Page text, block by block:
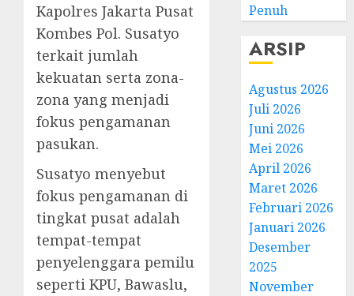
Kapolres Jakarta Pusat
Kombes Pol. Susatyo
terkait jumlah
kekuatan serta zona-
zona yang menjadi
fokus pengamanan
pasukan.
Susatyo menyebut
fokus pengamanan di
tingkat pusat adalah
tempat-tempat
penyelenggara pemilu
seperti KPU, Bawaslu,
Penuh
ARSIP
Agustus 2026
Juli 2026
Juni 2026
Mei 2026
April 2026
Maret 2026
Februari 2026
Januari 2026
Desember
2025
November